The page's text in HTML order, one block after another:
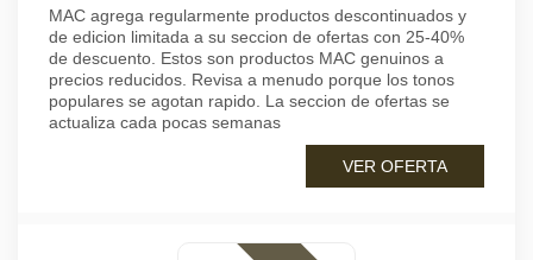
MAC agrega regularmente productos descontinuados y
de edicion limitada a su seccion de ofertas con 25-40%
de descuento. Estos son productos MAC genuinos a
precios reducidos. Revisa a menudo porque los tonos
populares se agotan rapido. La seccion de ofertas se
actualiza cada pocas semanas
VER OFERTA